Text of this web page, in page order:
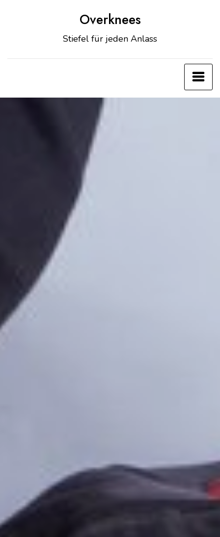
Overknees
Stiefel für jeden Anlass